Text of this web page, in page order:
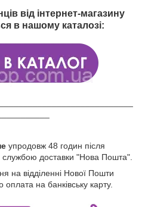
від інтернет-магазину
в нашому каталозі:
упродовж 48 годин після
доставки "Нова Пошта".
на відділенні Нової Пошти
на банківську карту.